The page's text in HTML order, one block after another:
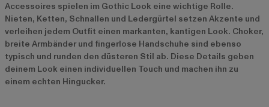
Accessoires spielen im Gothic Look eine wichtige Rolle.
Nieten, Ketten, Schnallen und Ledergürtel setzen Akzente und
verleihen jedem Outfit einen markanten, kantigen Look. Choker,
breite Armbänder und fingerlose Handschuhe sind ebenso
typisch und runden den düsteren Stil ab. Diese Details geben
deinem Look einen individuellen Touch und machen ihn zu
einem echten Hingucker.